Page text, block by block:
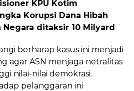
KPU Kotim
Korupsi Dana Hibah
Negara ditaksir 10 Milyard
berharap kasus ini menjadi
agar ASN menjaga netralitas
nilai-nilai demokrasi.
pelanggaran ini